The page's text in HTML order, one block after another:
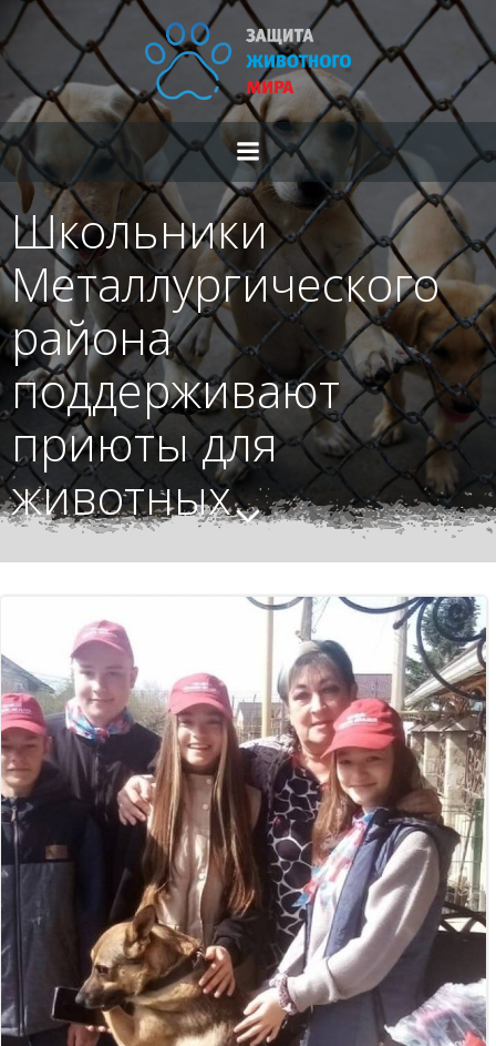
Перейти
к
содержимому
Школьники
Металлургического
района
поддерживают
приюты для
животных